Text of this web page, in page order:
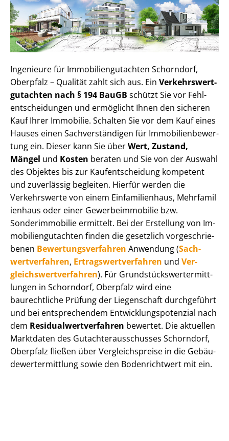
Ingenieure für Im­mo­bi­li­en­gut­ach­ten Schorndorf,
Oberpfalz – Qualität zahlt sich aus. Ein Ver­kehrs­wert­
gut­ach­ten nach § 194 BauGB schützt Sie vor Fehl­
ent­schei­dun­gen und ermöglicht Ihnen den sicheren
Kauf Ihrer Immobilie. Schalten Sie vor dem Kauf eines
Hauses einen Sach­ver­stän­di­gen für Im­mo­bi­li­en­be­wer­
tung ein. Dieser kann Sie überWert, Zustand,
Mängel und Kosten beraten und Sie von der Auswahl
des Objektes bis zur Kauf­ent­schei­dung kompetent
und zuverlässig begleiten. Hierfür werden die
Verkehrswerte von einem Einfamilienhaus, Mehr­fa­mi­l
i­en­haus oder einer Ge­wer­be­im­mo­bi­lie bzw.
Sonderimmobilie ermittelt. Bei der Erstellung von Im­
mo­bi­li­en­gut­ach­ten finden die gesetzlich vor­ge­schrie­
be­nen Be­wer­tungs­ver­fah­ren Anwendung (Sach­
wert­ver­fah­ren, Er­trags­wert­ver­fah­ren und Ver­
gleichs­wert­ver­fah­ren). Für Grund­stücks­wert­ermitt­
lun­gen in Schorndorf, Oberpfalz wird eine
baurechtliche Prüfung der Liegenschaft durchgeführt
und bei entsprechendem Ent­wick­lungs­po­ten­zi­al nach
dem Re­si­du­al­wert­ver­fah­ren bewertet. Die aktuellen
Marktdaten des Gut­ach­ter­aus­schus­ses Schorndorf,
Oberpfalz fließen über Ver­gleichs­prei­se in die Ge­bäu­
de­wert­ermitt­lung sowie den Bodenrichtwert mit ein.